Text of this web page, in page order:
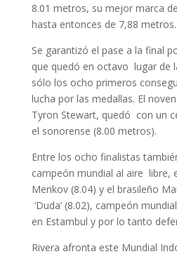
8.01 metros, su mejor marca
hasta entonces de 7,88 metros.
Se garantizó el pase a la final
que quedó en octavo lugar de
sólo los ocho primeros
lucha por las medallas. El
Tyron Stewart, quedó con un
el sonorense (8.00 metros).
Entre los ocho finalistas
campeón mundial al aire libre,
Menkov (8.04) y el brasileño
‘Duda’ (8.02), campeón
en Estambul y por lo tanto
Rivera afronta este Mundial